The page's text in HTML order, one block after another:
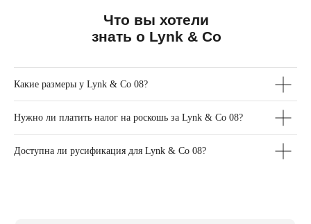
Что вы хотели
знать о Lynk & Co
Какие размеры у Lynk & Co 08?
Нужно ли платить налог на роскошь за Lynk & Co 08?
Доступна ли русификация для Lynk & Co 08?